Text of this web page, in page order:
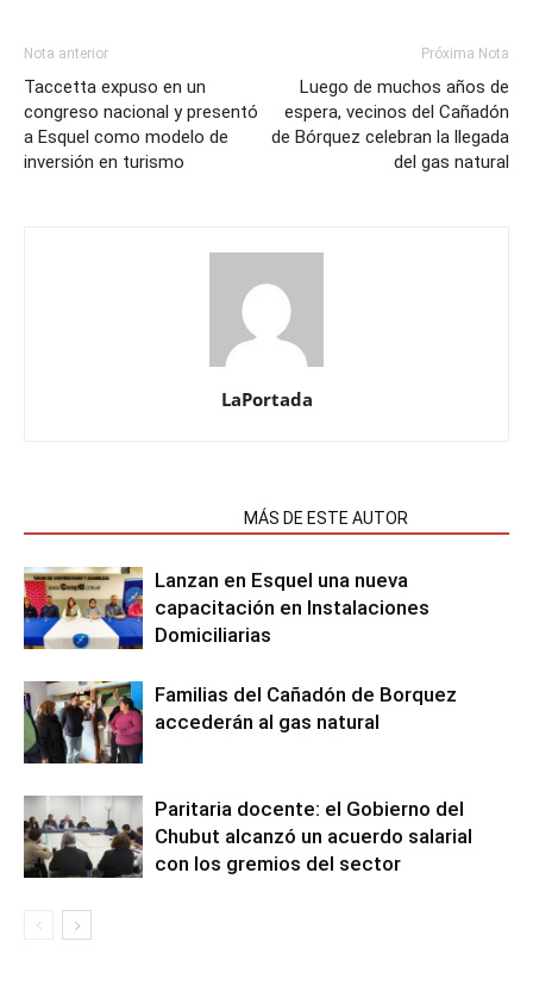
Nota anterior
Taccetta expuso en un
congreso nacional y presentó
a Esquel como modelo de
inversión en turismo
Próxima Nota
Luego de muchos años de
espera, vecinos del Cañadón
de Bórquez celebran la llegada
del gas natural
LaPortada
MÁS DE ESTE AUTOR
Lanzan en Esquel una nueva
capacitación en Instalaciones
Domiciliarias
Familias del Cañadón de Borquez
accederán al gas natural
Paritaria docente: el Gobierno del
Chubut alcanzó un acuerdo salarial
con los gremios del sector